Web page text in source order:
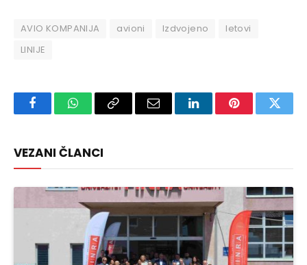
AVIO KOMPANIJA avioni Izdvojeno
letovi
LINIJE
FacebookWhatsAppCopy
Email LinkedInPinterest
VEZANI ČLANCI